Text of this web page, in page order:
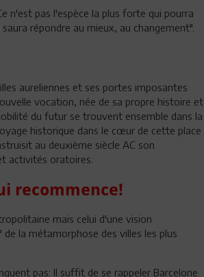
n'est pas l'espèce la plus forte qui pourra
répondre au mieux, au changement".
aureliennes et ses portes imposantes
vocation, née de sa propre histoire et
du futur se trouvent ensemble dans la
historique dans le cœur de cette place
au deuxième siècle AC son
activités oratoires.
recommence!
mais celui d'une vision
la métamorphose des villes les plus
pas: Il suffit de se rappeler Barcelone